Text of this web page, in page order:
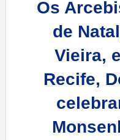
Os
de
Vieira,
Recife,